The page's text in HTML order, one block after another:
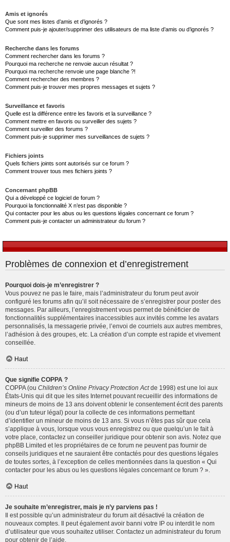
Amis et ignorés
Que sont mes listes d’amis et d’ignorés ?
Comment puis-je ajouter/supprimer des utilisateurs de ma liste d’amis ou d’ignorés ?
Recherche dans les forums
Comment rechercher dans les forums ?
Pourquoi ma recherche ne renvoie aucun résultat ?
Pourquoi ma recherche renvoie une page blanche ?!
Comment rechercher des membres ?
Comment puis-je trouver mes propres messages et sujets ?
Surveillance et favoris
Quelle est la différence entre les favoris et la surveillance ?
Comment mettre en favoris ou surveiller des sujets ?
Comment surveiller des forums ?
Comment puis-je supprimer mes surveillances de sujets ?
Fichiers joints
Quels fichiers joints sont autorisés sur ce forum ?
Comment trouver tous mes fichiers joints ?
Concernant phpBB
Qui a développé ce logiciel de forum ?
Pourquoi la fonctionnalité X n’est pas disponible ?
Qui contacter pour les abus ou les questions légales concernant ce forum ?
Comment puis-je contacter un administrateur du forum ?
Problèmes de connexion et d’enregistrement
Pourquoi dois-je m’enregistrer ?
Vous pouvez ne pas le faire, mais l’administrateur du forum peut avoir
configuré les forums afin qu’il soit nécessaire de s’enregistrer pour poster des
messages. Par ailleurs, l’enregistrement vous permet de bénéficier de
fonctionnalités supplémentaires inaccessibles aux invités comme les avatars
personnalisés, la messagerie privée, l’envoi de courriels aux autres membres,
l’adhésion à des groupes, etc. La création d’un compte est rapide et vivement
conseillée.
Haut
Que signifie COPPA ?
COPPA (ou Children’s Online Privacy Protection Actde 1998) est une loi aux
États-Unis qui dit que les sites Internet pouvant recueillir des informations de
mineurs de moins de 13 ans doivent obtenir le consentement écrit des parents
(ou d’un tuteur légal) pour la collecte de ces informations permettant
d’identifier un mineur de moins de 13 ans. Si vous n’êtes pas sûr que cela
s’applique à vous, lorsque vous vous enregistrez ou que quelqu’un le fait à
votre place, contactez un conseiller juridique pour obtenir son avis. Notez que
phpBB Limited et les propriétaires de ce forum ne peuvent pas fournir de
conseils juridiques et ne sauraient être contactés pour des questions légales
de toutes sortes, à l’exception de celles mentionnées dans la question « Qui
contacter pour les abus ou les questions légales concernant ce forum ? ».
Haut
Je souhaite m’enregistrer, mais je n’y parviens pas !
Il est possible qu’un administrateur du forum ait désactivé la création de
nouveaux comptes. Il peut également avoir banni votre IP ou interdit le nom
d’utilisateur que vous souhaitez utiliser. Contactez un administrateur du forum
pour obtenir de l’aide.